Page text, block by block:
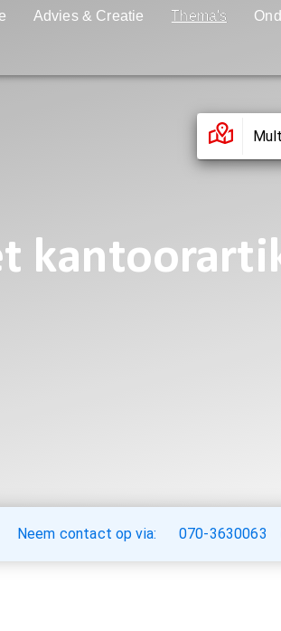
Advies & Creatie Thema's
Neem contact op via: 070-3630063